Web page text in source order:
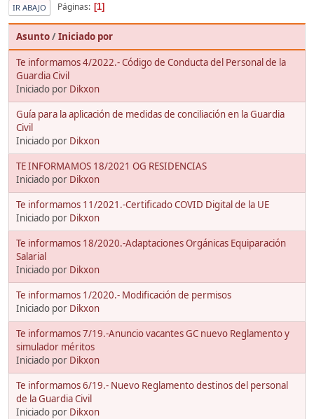
IR ABAJO Páginas 1
Asunto/Iniciado por
Te informamos 4/2022.- Código de Conducta del Personal de la
Guardia Civil
Iniciado por Dikxon
Guía para la aplicación de medidas de conciliación en la Guardia
Civil
Iniciado por Dikxon
TE INFORMAMOS 18/2021 OG RESIDENCIAS
Iniciado por Dikxon
Te informamos 11/2021.-Certificado COVID Digital de la UE
Iniciado por Dikxon
Te informamos 18/2020.-Adaptaciones Orgánicas Equiparación
Salarial
Iniciado por Dikxon
Te informamos 1/2020.- Modificación de permisos
Iniciado por Dikxon
Te informamos 7/19.-Anuncio vacantes GC nuevo Reglamento y
simulador méritos
Iniciado por Dikxon
Te informamos 6/19.- Nuevo Reglamento destinos del personal
de la Guardia Civil
Iniciado por Dikxon